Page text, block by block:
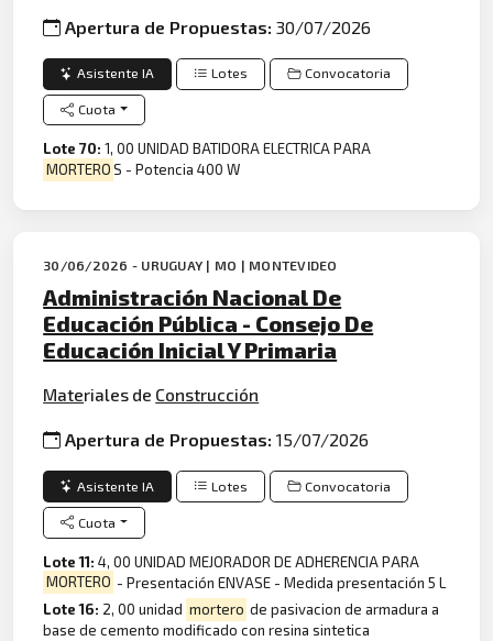
Apertura de Propuestas:30/07/2026
Asistente IA Lotes Convocatoria
Cuota
Lote 70:1, 00 UNIDAD BATIDORA ELECTRICA PARA
MORTEROS - Potencia 400 W
30/06/2026 - URUGUAY | MO | MONTEVIDEO
Administración Nacional De
Educación Pública - Consejo De
Educación Inicial Y Primaria
Materiales de Construcción
Apertura de Propuestas:15/07/2026
Asistente IA Lotes Convocatoria
Cuota
Lote 11:4, 00 UNIDAD MEJORADOR DE ADHERENCIA PARA
MORTERO - Presentación ENVASE - Medida presentación 5 L
Lote 16: 2, 00 unidad mortero de pasivacion de armadura a
base de cemento modificado con resina sintetica